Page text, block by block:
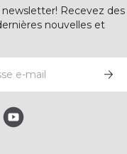
Recevez des
nouvelles et